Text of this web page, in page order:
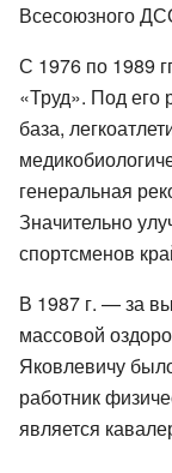
Всесоюзного
С 1976 по 1989
«Труд». Под его
база,
генеральная
Значительно
спортсменов
В 1987 г. — за
массовой
Яковлевичу
работник
является